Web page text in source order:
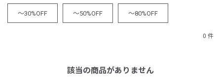
～30%OFF ～50%OFF ～80%OFF
0 件
該当の商品がありません